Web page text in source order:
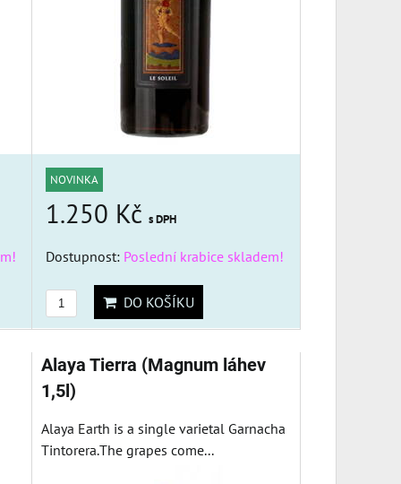
NOVINKA
1.250 Kčs DPH
Dostupnost: Poslední krabice skladem!
DO KOŠÍKU
Alaya Tierra (Magnum láhev
1,5l)
Alaya Earth is a single varietal Garnacha
Tintorera.The grapes come...